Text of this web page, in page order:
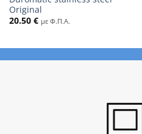
Original
20.50 € με Φ.Π.Α.